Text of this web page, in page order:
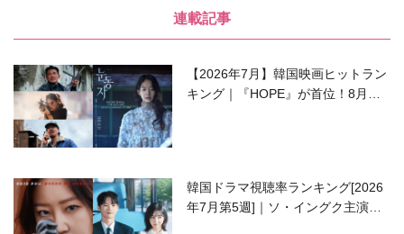
連載記事
【2026年7月】韓国映画ヒットラン
キング｜『HOPE』が首位！8月公
韓国ドラマ視聴率ランキング[2026
年7月第5週]｜ソ・イングク主演の